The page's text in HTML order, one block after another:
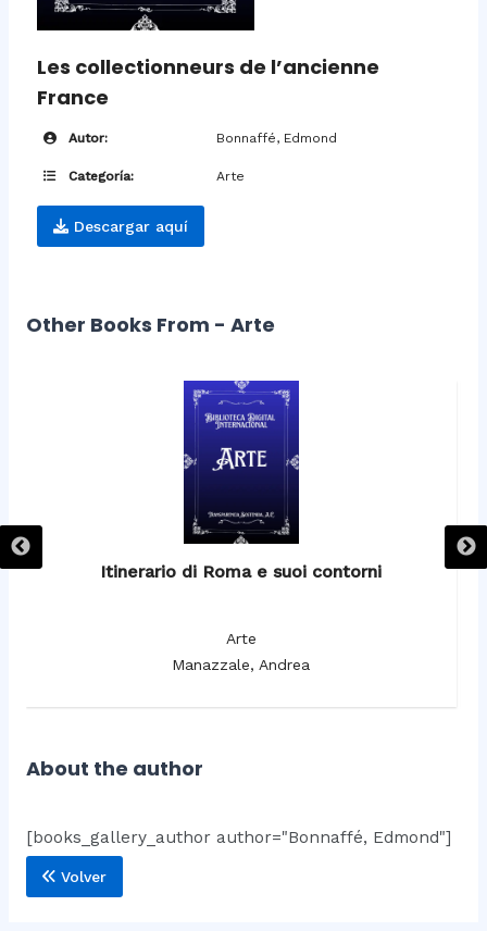
Les collectionneurs de l’ancienne
France
Autor: Bonnaffé, Edmond
Categoría: Arte
Descargar aquí
Other Books From - Arte
Itinerario di Roma e suoi contorni
Arte
Manazzale, Andrea
About the author
[books_gallery_author author="Bonnaffé, Edmond"]
Volver